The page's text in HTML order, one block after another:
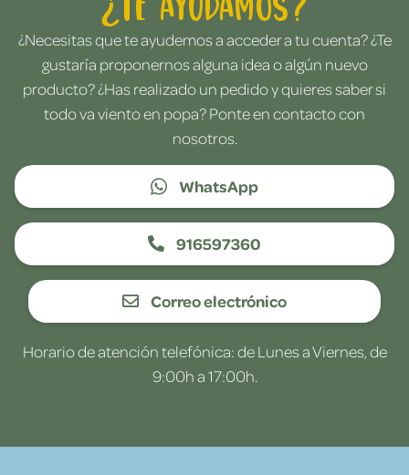
¿Necesitas que te ayudemos a acceder a tu cuenta? ¿Te
gustaría proponernos alguna idea o algún nuevo
producto? ¿Has realizado un pedido y quieres saber si
todo va viento en popa? Ponte en contacto con
nosotros.
WhatsApp
916597360
Correo electrónico
Horario de atención telefónica: de Lunes a Viernes, de
9:00h a 17:00h.